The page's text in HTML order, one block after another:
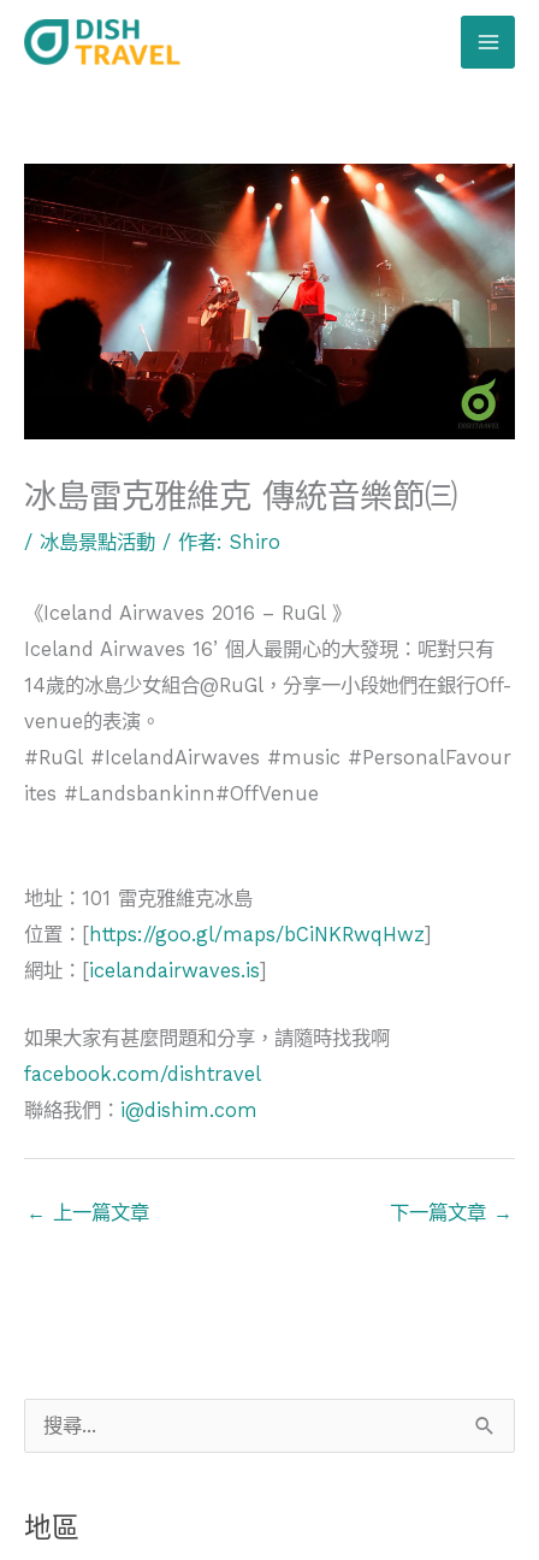
關
鍵
地區
冰島雷克雅維克 傳統音樂節㈢
/ 冰島景點活動 / 作者: Shiro
《Iceland Airwaves 2016 – RuGl 》
Iceland Airwaves 16’ 個人最開心的大發現：呢對只有
14歲的冰島少女組合@RuGl，分享一小段她們在銀行Off-
venue的表演。
#RuGl #IcelandAirwaves #music #PersonalFavour
ites #Landsbankinn#OffVenue
地址：101 雷克雅維克冰島
位置：[https://goo.gl/maps/bCiNKRwqHwz]
網址：[icelandairwaves.is]
如果大家有甚麼問題和分享，請隨時找我啊
facebook.com/dishtravel
聯絡我們： i@dishim.com
← 上一篇文章 下一篇文章 →